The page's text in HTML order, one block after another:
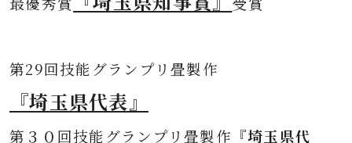
第29回技能グランプリ畳製作
『埼玉県代表』
第３０ 回技能グランプリ畳製作 『埼玉県代